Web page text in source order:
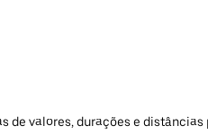
valores, durações e